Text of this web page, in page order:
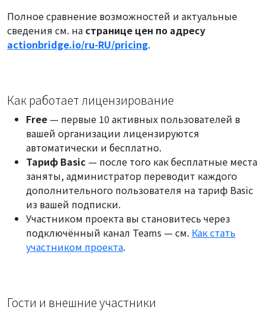
Полное сравнение возможностей и актуальные
сведения см. на странице цен по адресу
actionbridge.io/ru-RU/pricing.
Как работает лицензирование
Free — первые 10 активных пользователей в
вашей организации лицензируются
автоматически и бесплатно.
Тариф Basic — после того как бесплатные места
заняты, администратор переводит каждого
дополнительного пользователя на тариф Basic
из вашей подписки.
Участником проекта вы становитесь через
подключённый канал Teams — см. Как стать
участником проекта.
Гости и внешние участники